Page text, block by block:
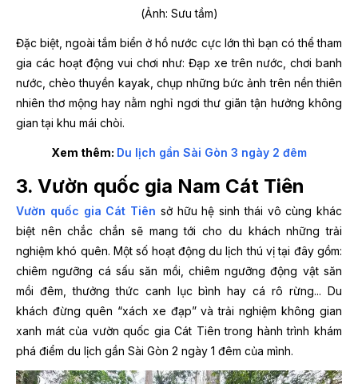
(Ảnh: Sưu tầm)
Đặc biệt, ngoài tắm biển ở hồ nước cực lớn thì bạn có thể tham
gia các hoạt động vui chơi như: Đạp xe trên nước, chơi banh
nước, chèo thuyền kayak, chụp những bức ảnh trên nền thiên
nhiên thơ mộng hay nằm nghỉ ngơi thư giãn tận hưởng không
gian tại khu mái chòi.
Xem thêm: Du lịch gần Sài Gòn 3 ngày 2 đêm
3. Vườn quốc gia Nam Cát Tiên
Vườn quốc gia Cát Tiên sở hữu hệ sinh thái vô cùng khác
biệt nên chắc chắn sẽ mang tới cho du khách những trải
nghiệm khó quên. Một số hoạt động du lịch thú vị tại đây gồm:
chiêm ngưỡng cá sấu săn mồi, chiêm ngưỡng động vật săn
mồi đêm, thưởng thức canh lục bình hay cá rô rừng... Du
khách đừng quên “xách xe đạp” và trải nghiệm không gian
xanh mát của vườn quốc gia Cát Tiên trong hành trình khám
phá điểm du lịch gần Sài Gòn 2 ngày 1 đêm của mình.